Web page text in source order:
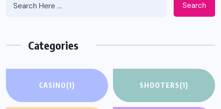
Search
Categories
CASINO(1) SHOOTERS(1)